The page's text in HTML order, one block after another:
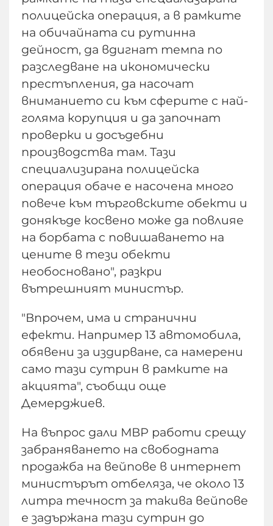
полицейска операция, а в рамките
на обичайната си рутинна
дейност, да вдигнат темпа по
разследване на икономически
престъпления, да насочат
вниманието си към сферите с най-
голяма корупция и да започнат
проверки и досъдебни
производства там. Тази
специализирана полицейска
операция обаче е насочена много
повече към търговските обекти и
донякъде косвено може да повлияе
на борбата с повишаването на
цените в тези обекти
необосновано", разкри
вътрешният министър.
"Впрочем, има и странични
ефекти. Например 13 автомобила,
обявени за издирване, са намерени
само тази сутрин в рамките на
акцията", съобщи още
Демерджиев.
На въпрос дали МВР работи срещу
забраняването на свободната
продажба на вейпове в интернет
министърът отбеляза, че около 13
литра течност за такива вейпове
е задържана тази сутрин до